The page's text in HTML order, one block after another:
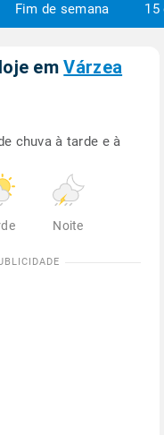
Fim de semana 15
emVárzea
chuva à tarde e à
Noite